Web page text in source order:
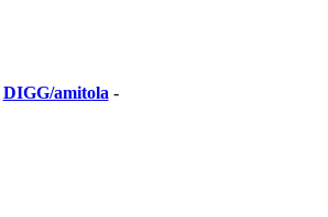
DIGG/amitola -